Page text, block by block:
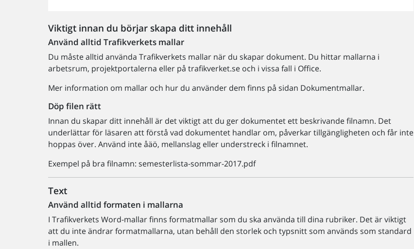
Viktigt innan du börjar skapa ditt innehåll
Använd alltid Trafikverkets mallar
Du måste alltid använda Trafikverkets mallar när du skapar dokument. Du hittar mallarna i
arbetsrum, projektportalerna eller på trafikverket.se och i vissa fall i Office.
Mer information om mallar och hur du använder dem finns på sidan Dokumentmallar.
Döp filen rätt
Innan du skapar ditt innehåll är det viktigt att du ger dokumentet ett beskrivande filnamn. Det
underlättar för läsaren att förstå vad dokumentet handlar om, påverkar tillgängligheten och får inte
hoppas över. Använd inte åäö, mellanslag eller understreck i filnamnet.
Exempel på bra filnamn: semesterlista-sommar-2017.pdf
Text
Använd alltid formaten i mallarna
I Trafikverkets Word-mallar finns formatmallar som du ska använda till dina rubriker. Det är viktigt
att du inte ändrar formatmallarna, utan behåll den storlek och typsnitt som används som standard
i mallen.